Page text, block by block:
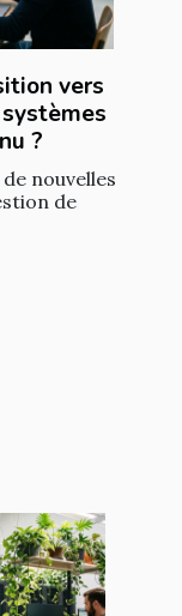
vers
?
nouvelles
de